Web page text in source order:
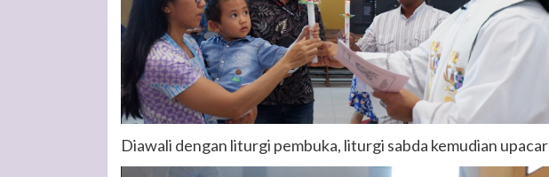
Diawali dengan liturgi pembuka, liturgi sabda kemudian